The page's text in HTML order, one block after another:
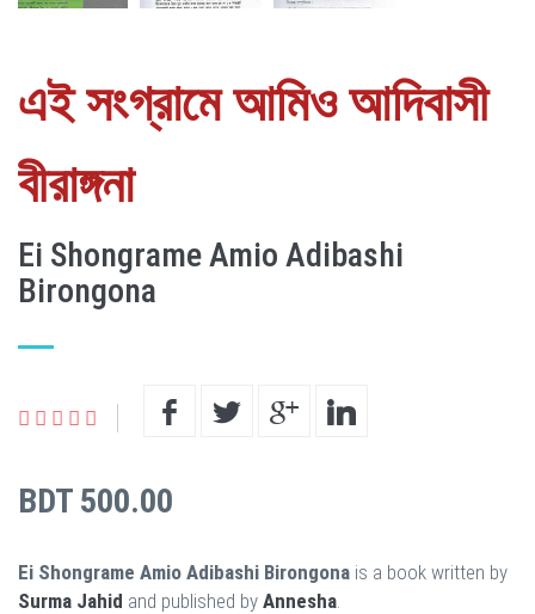
এই সংগ্রামে আমিও আদিবাসী
বীরাঙ্গনা
Ei Shongrame Amio Adibashi
Birongona
BDT 500.00
Ei Shongrame Amio Adibashi Birongona is a book written by
Surma Jahid and published by Annesha